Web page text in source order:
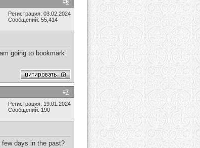
#6
Регистрация: 03.02.2024
Сообщений: 55,414
going to bookmark
#7
Регистрация: 19.01.2024
Сообщений: 190
few days in the past?